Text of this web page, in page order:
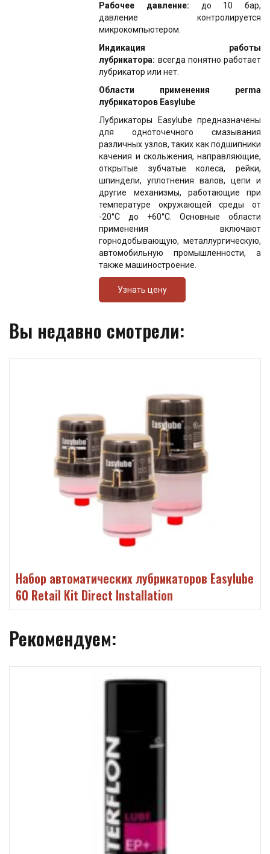
Рабочее давление: до 10 бар,
давление контролируется
микрокомпьютером.
Индикация работы
лубрикатора: всегда понятно работает
лубрикатор или нет.
Области применения perma
лубрикаторов Easylube
Лубрикаторы Easylube предназначены
для одноточечного смазывания
различных узлов, таких как подшипники
качения и скольжения, направляющие,
открытые зубчатые колеса, рейки,
шпиндели, уплотнения валов, цепи и
другие механизмы, работающие при
температуре окружающей среды от
-20°C до +60°C. Основные области
применения включают
горнодобывающую, металлургическую,
автомобильную промышленности, а
также машиностроение.
Узнать цену
Вы недавно смотрели:
Набор автоматических лубрикаторов Easylube
60 Retail Kit Direct Installation
Рекомендуем: